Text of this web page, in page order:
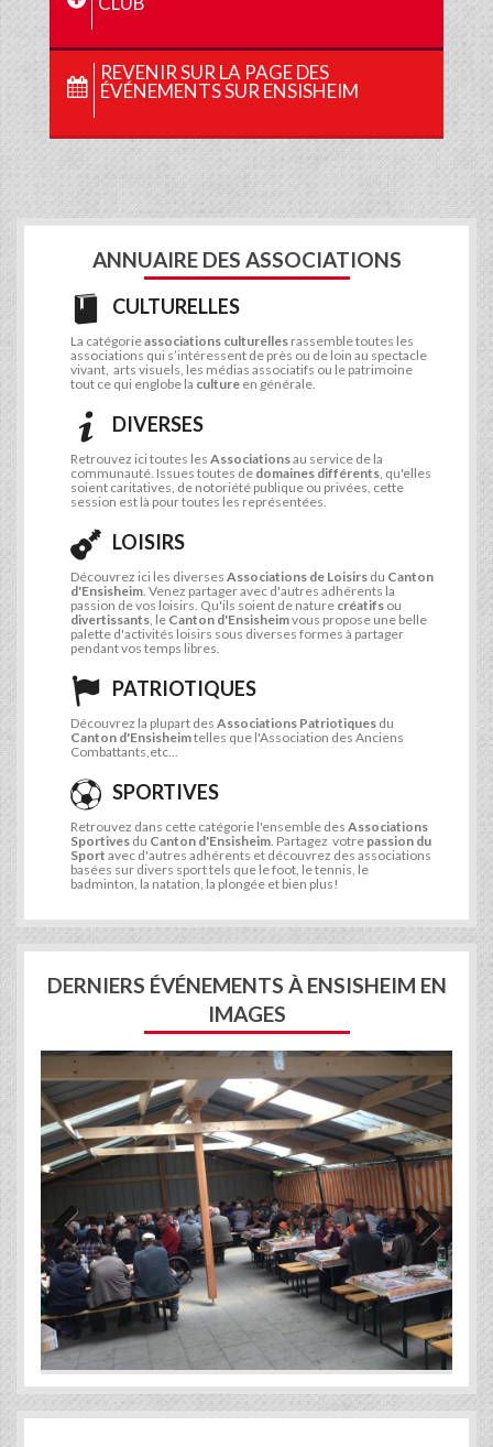
REVENIR SUR LA PAGE DES
ÉVÉNEMENTS SUR ENSISHEIM
ANNUAIRE DES ASSOCIATIONS
CULTURELLES
La catégorieassociations culturelles rassemble toutes les
associations qui s’intéressent de près ou de loin au spectacle
vivant, arts visuels, les médias associatifs ou le patrimoine
tout ce qui englobe la culture en générale.
DIVERSES
Retrouvez ici toutes les Associationsau service de la
communauté. Issues toutes de domaines différents , qu'elles
soient caritatives, de notoriété publique ou privées, cette
session est là pour toutes les représentées.
LOISIRS
Découvrez ici les diverses Associations de Loisirs du Canton
d'Ensisheim . Venez partager avec d'autres adhérents la
passion de vos loisirs. Qu'ils soient de nature créatifs ou
divertissants , le Canton d'Ensisheimvous propose une belle
palette d'activités loisirs sous diverses formes à partager
pendant vos temps libres.
PATRIOTIQUES
Découvrez la plupart des Associations Patriotiques du
Canton d'Ensisheimtelles que l'Association des Anciens
Combattants,etc...
SPORTIVES
Retrouvez dans cette catégorie l'ensemble des Associations
Sportives du Canton d'Ensisheim . Partagez votre passion du
Sport avec d'autres adhérents et découvrez des associations
basées sur divers sport tels que le foot, le tennis, le
badminton, la natation, la plongée et bien plus!
DERNIERS ÉVÉNEMENTS À ENSISHEIM EN
IMAGES
Previous Next